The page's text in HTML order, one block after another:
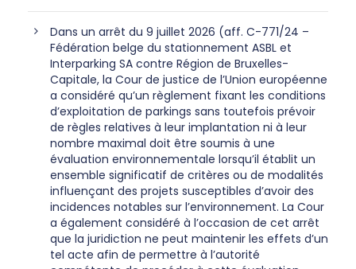
Dans un arrêt du 9 juillet 2026 (aff. C-771/24 –
Fédération belge du stationnement ASBL et
Interparking SA contre Région de Bruxelles-
Capitale, la Cour de justice de l’Union européenne
a considéré qu’un règlement fixant les conditions
d’exploitation de parkings sans toutefois prévoir
de règles relatives à leur implantation ni à leur
nombre maximal doit être soumis à une
évaluation environnementale lorsqu’il établit un
ensemble significatif de critères ou de modalités
influençant des projets susceptibles d’avoir des
incidences notables sur l’environnement. La Cour
a également considéré à l’occasion de cet arrêt
que la juridiction ne peut maintenir les effets d’un
tel acte afin de permettre à l’autorité